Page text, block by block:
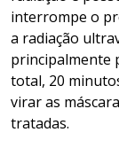
interrompe o
a radiação
principalmente
total, 20
virar as
tratadas.